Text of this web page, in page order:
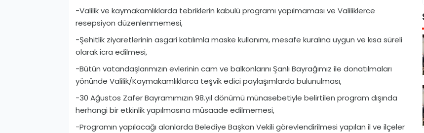
-Valilik ve kaymakamlıklarda tebriklerin kabulü programı yapılmaması ve Valiliklerce
resepsiyon düzenlenmemesi,
-Şehitlik ziyaretlerinin asgari katılımla maske kullanımı, mesafe kuralına uygun ve kısa süreli
olarak icra edilmesi,
-Bütün vatandaşlarımızın evlerinin cam ve balkonlarını Şanlı Bayrağımız ile donatılmaları
yönünde Valilik/Kaymakamlıklarca teşvik edici paylaşımlarda bulunulması,
-30 Ağustos Zafer Bayramımızın 98.yıl dönümü münasebetiyle belirtilen program dışında
herhangi bir etkinlik yapılmasına müsaade edilmemesi,
-Programın yapılacağı alanlarda Belediye Başkan Vekili görevlendirilmesi yapılan il ve ilçeler